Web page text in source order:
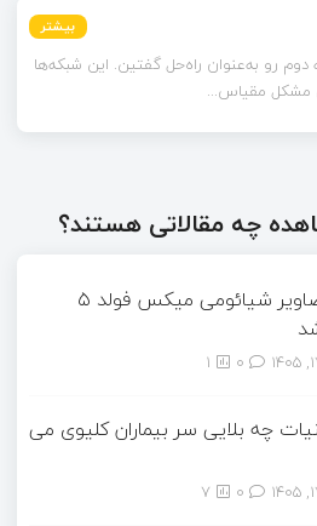
بیشتر
بیشتر
دوم رو به‌عنوان راه‌حل گفتین. این شبکه‌ها
مشکل مقیاس‌...
بیشتر
بیشتر
بیشتر
بیشتر
چه مقالاتی هستند؟
اولین تصاویر شیائومی میکس فولد ۵
1
چه بلایی سر بیماران کلیوی می
7